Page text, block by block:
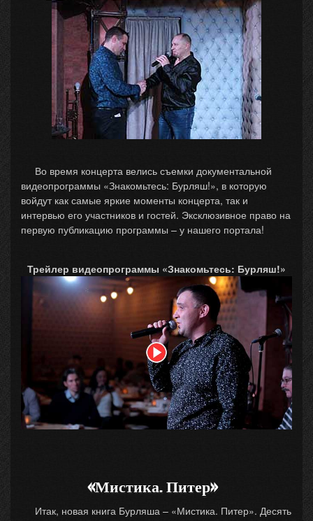
Во время концерта велись съемки документальной
видеопрограммы «Знакомьтесь: Бурляш!», в которую
войдут как самые яркие моменты концерта, так и
интервью его участников и гостей. Эксклюзивное право на
первую публикацию программы – у нашего портала!
Трейлер видеопрограммы «Знакомьтесь: Бурляш!»
«Мистика. Питер»
Итак, новая книга Бурляша – «Мистика. Питер». Десять